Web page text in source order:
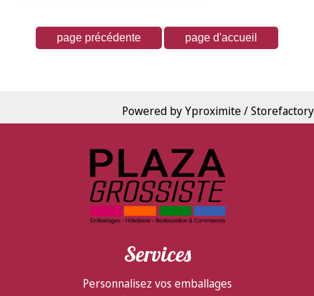
Powered by Yproximite / Storefactory
Services
Personnalisez vos emballages